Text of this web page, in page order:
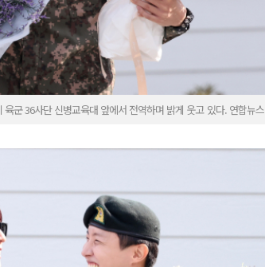
군 36사단 신병교육대 앞에서 전역하며 밝게 웃고 있다. 연합뉴스